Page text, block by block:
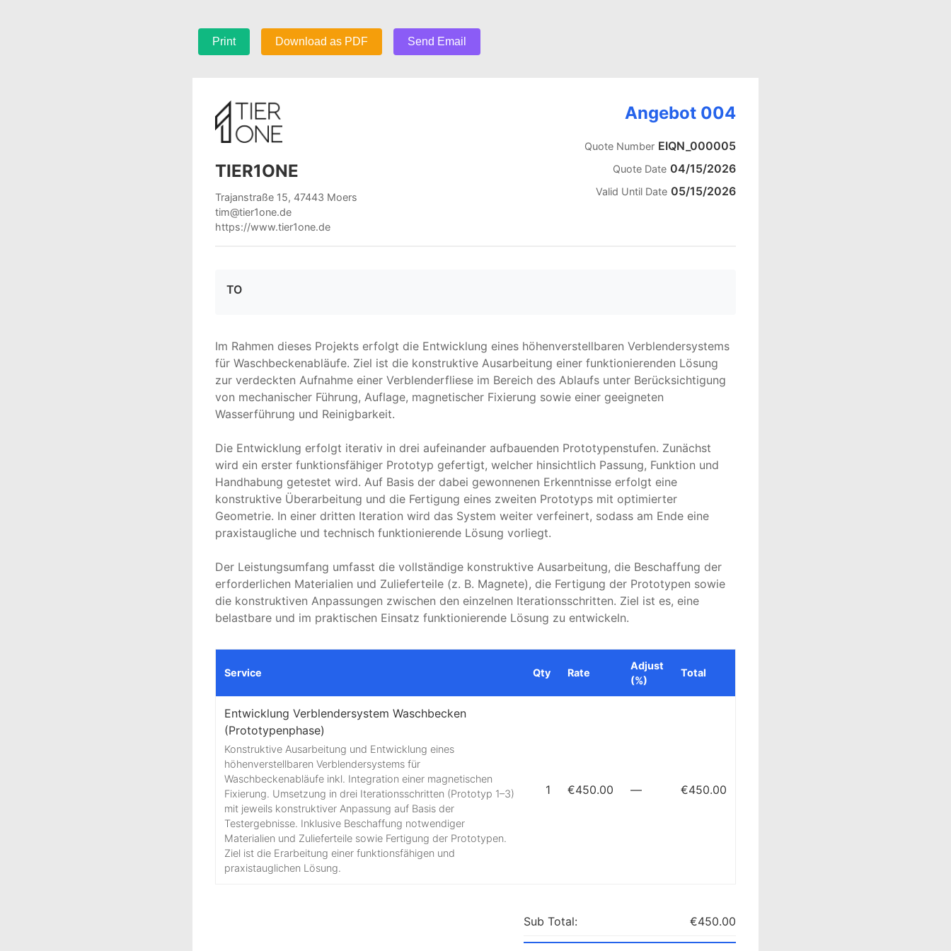
Print Download as PDF Send Email
TIER1ONE
Trajanstraße 15, 47443 Moers
tim@tier1one.de
https://www.tier1one.de
Angebot 004
Quote Number EIQN_000005
Quote Date 04/15/2026
Valid Until Date 05/15/2026
TO
Im Rahmen dieses Projekts erfolgt die Entwicklung eines höhenverstellbaren Verblendersystems
für Waschbeckenabläufe. Ziel ist die konstruktive Ausarbeitung einer funktionierenden Lösung
zur verdeckten Aufnahme einer Verblenderfliese im Bereich des Ablaufs unter Berücksichtigung
von mechanischer Führung, Auflage, magnetischer Fixierung sowie einer geeigneten
Wasserführung und Reinigbarkeit.
Die Entwicklung erfolgt iterativ in drei aufeinander aufbauenden Prototypenstufen. Zunächst
wird ein erster funktionsfähiger Prototyp gefertigt, welcher hinsichtlich Passung, Funktion und
Handhabung getestet wird. Auf Basis der dabei gewonnenen Erkenntnisse erfolgt eine
konstruktive Überarbeitung und die Fertigung eines zweiten Prototyps mit optimierter
Geometrie. In einer dritten Iteration wird das System weiter verfeinert, sodass am Ende eine
praxistaugliche und technisch funktionierende Lösung vorliegt.
Der Leistungsumfang umfasst die vollständige konstruktive Ausarbeitung, die Beschaffung der
erforderlichen Materialien und Zulieferteile (z. B. Magnete), die Fertigung der Prototypen sowie
die konstruktiven Anpassungen zwischen den einzelnen Iterationsschritten. Ziel ist es, eine
belastbare und im praktischen Einsatz funktionierende Lösung zu entwickeln.
Service Qty Rate
Adjust
(%)
Total
Entwicklung Verblendersystem Waschbecken
(Prototypenphase)
Konstruktive Ausarbeitung und Entwicklung eines
höhenverstellbaren Verblendersystems für
Waschbeckenabläufe inkl. Integration einer magnetischen
Fixierung. Umsetzung in drei Iterationsschritten (Prototyp 1–3)
mit jeweils konstruktiver Anpassung auf Basis der
Testergebnisse. Inklusive Beschaffung notwendiger
Materialien und Zulieferteile sowie Fertigung der Prototypen.
Ziel ist die Erarbeitung einer funktionsfähigen und
praxistauglichen Lösung.
1 €450.00 — €450.00
Sub Total: €450.00